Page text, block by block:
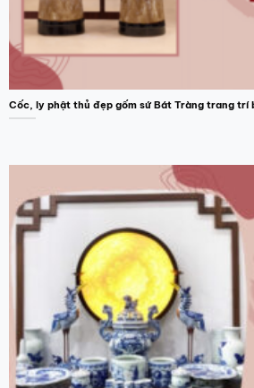
Cốc, ly phật thủ đẹp gốm sứ Bát Tràng trang trí